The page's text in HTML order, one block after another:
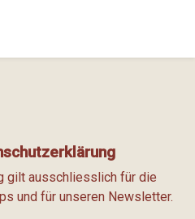
gilt ausschliesslich für die
und für unseren Newsletter.